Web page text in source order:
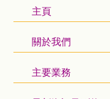
主頁
關於我們
主要業務